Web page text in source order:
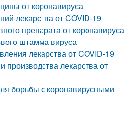
от коронавируса
лекарства от COVID-19
препарата от коронавируса
штамма вируса
лекарства от COVID-19
производства лекарства от
борьбы с коронавирусными